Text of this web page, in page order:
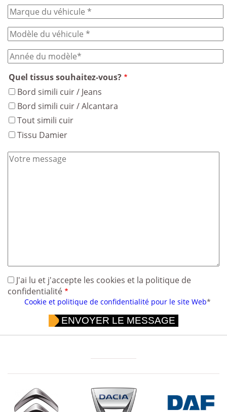
Quel tissus souhaitez-vous?
Bord simili cuir / Jeans
Bord simili cuir / Alcantara
Tout simili cuir
Tissu Damier
J'ai lu et j'accepte les cookies et la politique de
confidentialité
Cookie et politique de confidentialité pour le site Web*